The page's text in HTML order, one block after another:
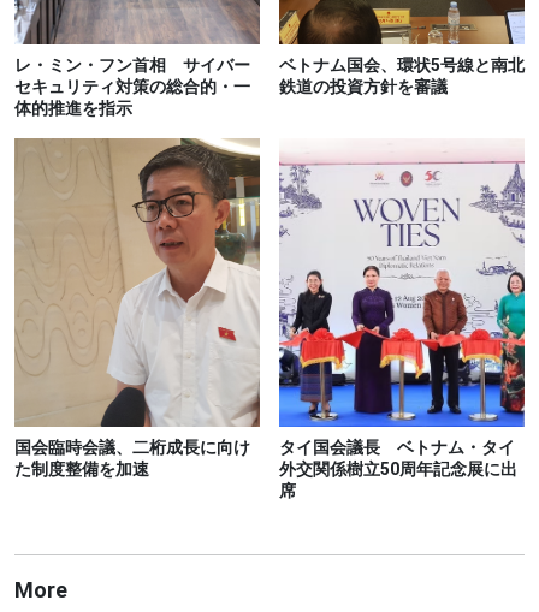
レ・ミン・フン首相 サイバー
セキュリティ対策の総合的・一
体的推進を指示
ベトナム国会、環状5号線と南北
鉄道の投資方針を審議
国会臨時会議、二桁成長に向け
た制度整備を加速
タイ国会議長 ベトナム・タイ
外交関係樹立50周年記念展に出
席
More